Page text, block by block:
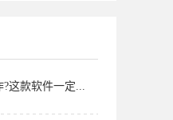
?这款软件一定...